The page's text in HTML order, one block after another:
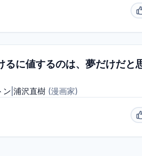
るに値するのは、夢だけだと
ン 浦沢直樹 (漫画家)